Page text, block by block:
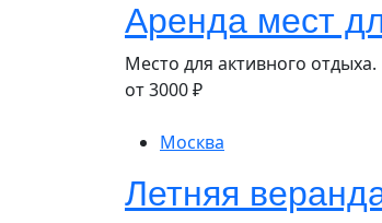
Аренда мест
Место для активного отдыха.
от3000₽
Москва
Летняя